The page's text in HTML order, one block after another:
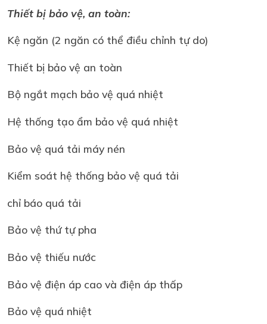
Thiết bị bảo vệ, an toàn:
Kệ ngăn (2 ngăn có thể điều chỉnh tự do)
Thiết bị bảo vệ an toàn
Bộ ngắt mạch bảo vệ quá nhiệt
Hệ thống tạo ẩm bảo vệ quá nhiệt
Bảo vệ quá tải máy nén
Kiểm soát hệ thống bảo vệ quá tải
chỉ báo quá tải
Bảo vệ thứ tự pha
Bảo vệ thiếu nước
Bảo vệ điện áp cao và điện áp thấp
Bảo vệ quá nhiệt